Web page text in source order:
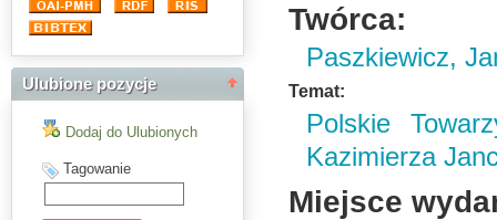
Ulubione pozycje
Dodaj do Ulubionych
Tagowanie
Twórca:
Paszkiewicz,
Temat:
Polskie
Kazimierza
Miejsce